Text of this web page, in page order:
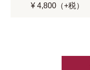
¥ 4,800（+税）